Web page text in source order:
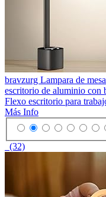
bravzurg Lampara de
escritorio de aluminio con
Flexo escritorio para
Más Info
(32)